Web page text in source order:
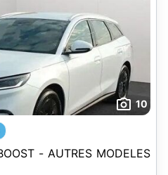
10
- AUTRES MODELES